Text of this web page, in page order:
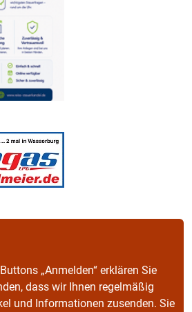
„Anmelden“ erklären Sie
dass wir Ihnen regelmäßig
und Informationen zusenden. Sie